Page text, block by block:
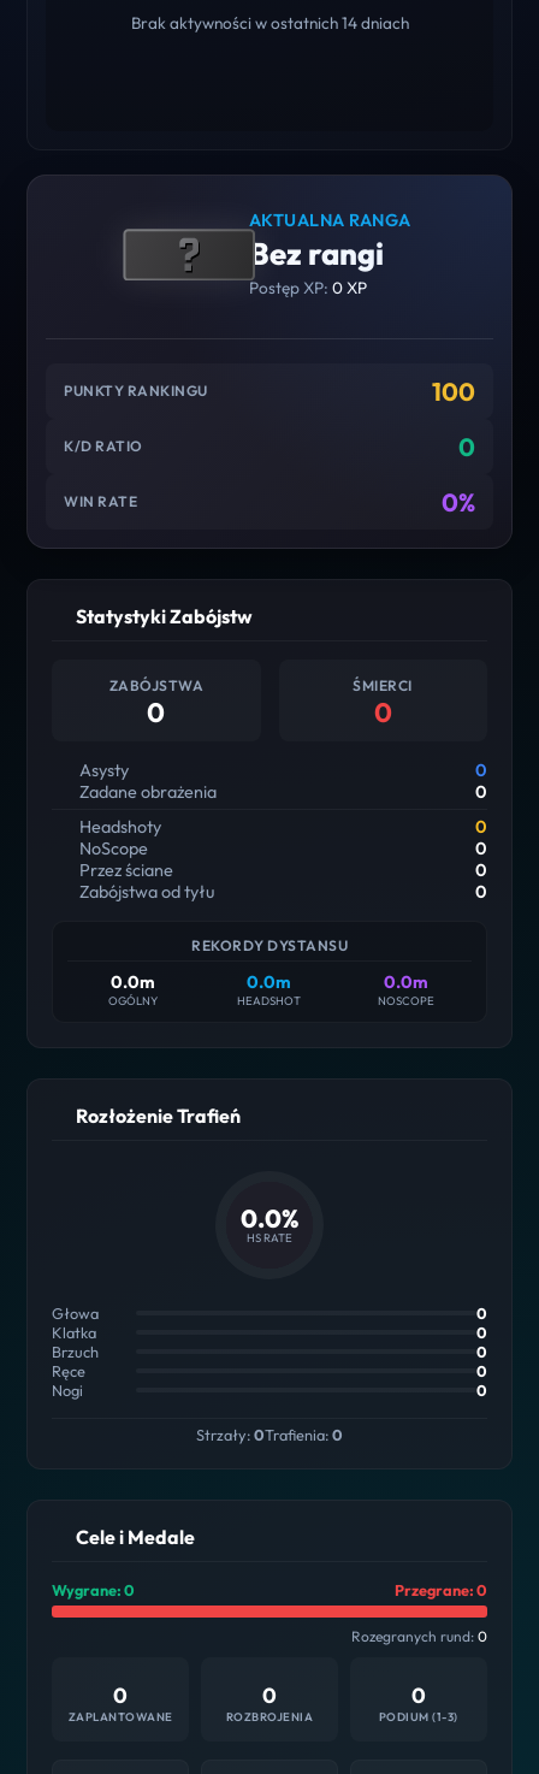
Brak aktywności w ostatnich 14 dniach
AKTUALNA RANGA
Bez rangi
Postęp XP: 0 XP
PUNKTY RANKINGU 100
K/D RATIO 0
WIN RATE 0%
Statystyki Zabójstw
ZABÓJSTWA
0
ŚMIERCI
0
Asysty
0
Zadane obrażenia
0
Headshoty
0
NoScope
0
Przez ściane
0
Zabójstwa od tyłu
0
REKORDY DYSTANSU
0.0m
OGÓLNY
0.0m
HEADSHOT
0.0m
NOSCOPE
Rozłożenie Trafień
0.0%
HS RATE
Głowa
0
Klatka
0
Brzuch
0
Ręce
0
Nogi
0
Strzały:0Trafienia:0
Cele i Medale
Wygrane: 0 Przegrane: 0
Rozegranych rund: 0
0
ZAPLANTOWANE
0
ROZBROJENIA
0
PODIUM (1-3)